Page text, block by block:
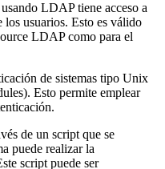
LDAP tiene acceso a
usuarios. Esto es válido
LDAP como para el
de sistemas tipo Unix
Esto permite emplear
de un script que se
puede realizar la
script puede ser